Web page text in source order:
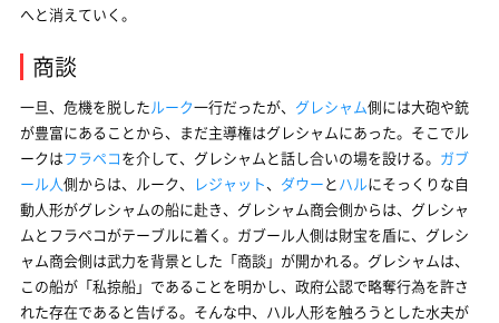
へと消えていく。
商談
一旦、危機を脱したルーク一行だったが、 グレシャム側には大砲や銃
が豊富にあることから、まだ主導権はグレシャムにあった。そこでル
ークはフラペコを介して、グレシャムと話し合いの場を設ける。 ガブ
ール人側からは、ルーク、 レジャット、 ダウーと ハルにそっくりな自
動人形がグレシャムの船に赴き、グレシャム商会側からは、グレシャ
ムとフラペコがテーブルに着く。ガブール人側は財宝を盾に、グレシ
ャム商会側は武力を背景とした「商談」が開かれる。グレシャムは、
この船が「私掠船」であることを明かし、政府公認で略奪行為を許さ
れた存在であると告げる。そんな中、ハル人形を触ろうとした水夫が